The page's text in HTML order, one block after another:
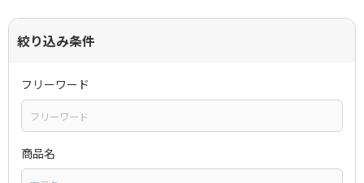
絞り込み条件
フリーワード
商品名